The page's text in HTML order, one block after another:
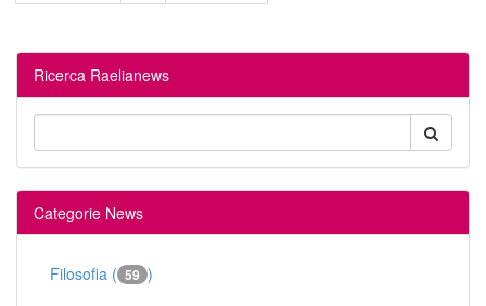
Ricerca Raelianews
Categorie News
Filosofia ( 59 )